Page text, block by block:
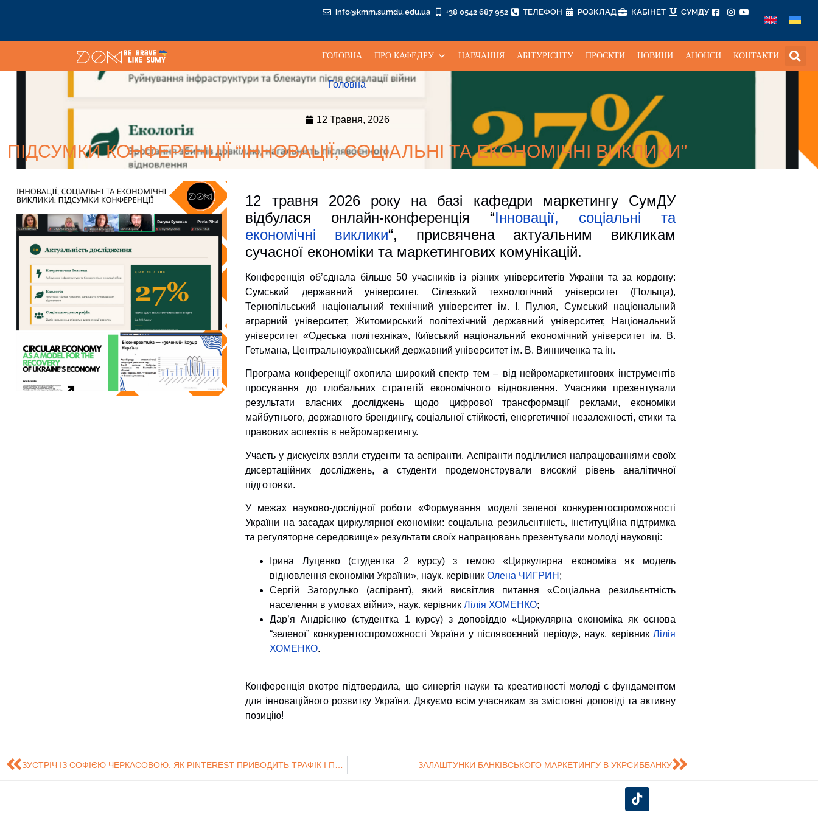
info@kmm.sumdu.edu.ua +38 0542 687 952 ТЕЛЕФОН РОЗКЛАД КАБІНЕТ СУМДУ
ГОЛОВНА ПРО КАФЕДРУ НАВЧАННЯ АБІТУРІЄНТУ ПРОЄКТИ НОВИНИ АНОНСИ КОНТАКТИ
Головна
12 Травня, 2026
ПІДСУМКИ КОНФЕРЕНЦІЇ “ІННОВАЦІЇ, СОЦІАЛЬНІ ТА ЕКОНОМІЧНІ ВИКЛИКИ”
12 травня 2026 року на базі кафедри маркетингу СумДУ
відбулася онлайн-конференція “Інновації, соціальні та
економічні виклики“, присвячена актуальним викликам
сучасної економіки та маркетингових комунікацій.
Конференція об’єднала більше 50 учасників із різних університетів України та за кордону:
Сумський державний університет, Сілезький технологічний університет (Польща),
Тернопільський національний технічний університет ім. І. Пулюя, Сумський національний
аграрний університет, Житомирський політехічний державний університет, Національний
університет «Одеська політехніка», Київський національний економічний університет ім. В.
Гетьмана, Центральноукраїнський державний університет ім. В. Винниченка та ін.
Програма конференції охопила широкий спектр тем – від нейромаркетингових інструментів
просування до глобальних стратегій економічного відновлення. Учасники презентували
результати власних досліджень щодо цифрової трансформації реклами, економіки
майбутнього, державного брендингу, соціальної стійкості, енергетичної незалежності, етики та
правових аспектів в нейромаркетингу.
Участь у дискусіях взяли студенти та аспіранти. Аспіранти поділилися напрацюваннями своїх
дисертаційних досліджень, а студенти продемонстрували високий рівень аналітичної
підготовки.
У межах науково-дослідної роботи «Формування моделі зеленої конкурентоспроможності
України на засадах циркулярної економіки: соціальна резильєнтність, інституційна підтримка
та регуляторне середовище» результати своїх напрацювань презентували молоді науковці:
Ірина Луценко (студентка 2 курсу) з темою «Циркулярна економіка як модель
відновлення економіки України», наук. керівникОлена ЧИГРИН ;
Сергій Загорулько (аспірант), який висвітлив питання «Соціальна резильєнтність
населення в умовах війни», наук. керівникЛілія ХОМЕНКО;
Дар’я Андрієнко (студентка 1 курсу) з доповіддю «Циркулярна економіка як основа
“зеленої” конкурентоспроможності України у післявоєнний період», наук. керівник Лілія
ХОМЕНКО.
Конференція вкотре підтвердила, що синергія науки та креативності молоді є фундаментом
для інноваційного розвитку України. Дякуємо всім учасникам за змістовні доповіді та активну
позицію!
ЗАЛАШТУНКИ БАНКІВСЬКОГО МАРКЕТИНГУ В УКРСИББАНКУ